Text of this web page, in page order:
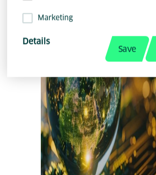
Marketing
Details
Save